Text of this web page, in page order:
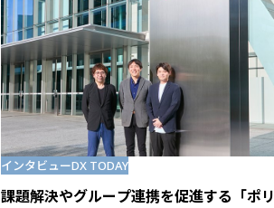
インタビューDX TODAY
課題解決やグループ連携を促進する「ポリ